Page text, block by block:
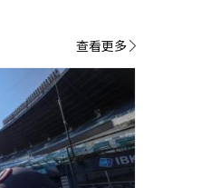
查看更多